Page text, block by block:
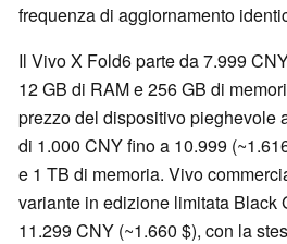
frequenza di aggiornamento
Il Vivo X Fold6 parte da 7.999
12 GB di RAM e 256 GB di
prezzo del dispositivo pieghevole
di 1.000 CNY fino a 10.999
e 1 TB di memoria. Vivo
variante in edizione limitata Black
11.299 CNY (~1.660 $), con la